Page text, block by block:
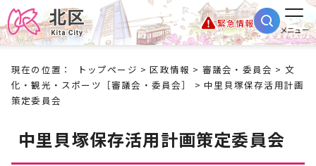
緊急情報
メニュー
現在の位置： トップページ >区政情報 > 審議会・委員会 > 文
化・観光・スポーツ［審議会・委員会］
> 中里貝塚保存活用計画
策定委員会
中里貝塚保存活用計画策定委員会